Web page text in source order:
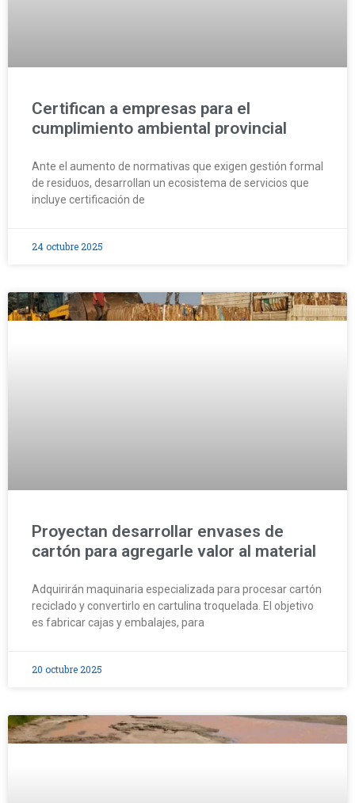
Certifican a empresas para el
cumplimiento ambiental provincial
Ante el aumento de normativas que exigen gestión formal
de residuos, desarrollan un ecosistema de servicios que
incluye certificación de
24 octubre 2025
Proyectan desarrollar envases de
cartón para agregarle valor al material
Adquirirán maquinaria especializada para procesar cartón
reciclado y convertirlo en cartulina troquelada. El objetivo
es fabricar cajas y embalajes, para
20 octubre 2025